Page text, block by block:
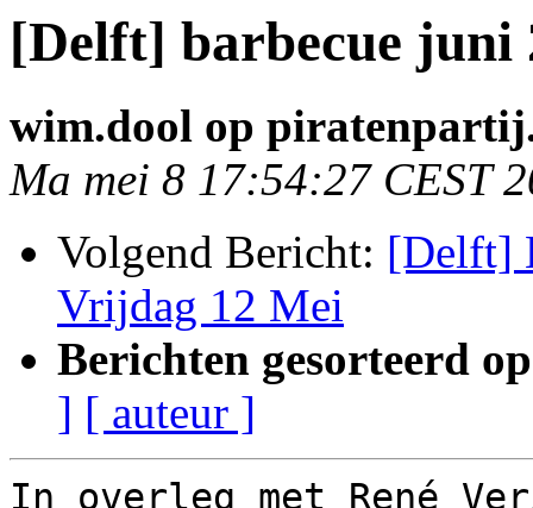
[Delft] barbecue juni
wim.dool op
Ma mei 8 17:54:27 CEST
Volgend Bericht: [Delft]
Vrijdag 12 Mei
Berichten gesorteerd
] [ auteur ]
In overleg met René